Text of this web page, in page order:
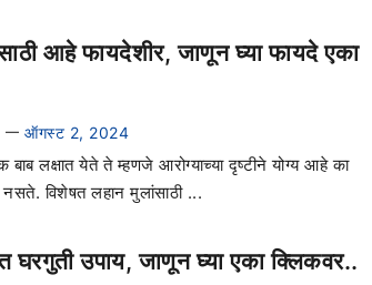
आहे फायदेशीर, जाणून घ्या फायदे एका
— ऑगस्ट 2, 2024
लक्षात येते ते म्हणजे आरोग्याच्या दृष्टीने योग्य आहे का
नसते. विशेषत लहान मुलांसाठी ...
घरगुती उपाय, जाणून घ्या एका क्लिकवर..